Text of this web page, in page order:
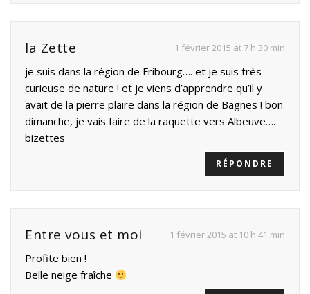
la Zette 1 février 2015 at 7 h 30 min
je suis dans la région de Fribourg…. et je suis très
curieuse de nature ! et je viens d’apprendre qu’il y
avait de la pierre plaire dans la région de Bagnes ! bon
dimanche, je vais faire de la raquette vers Albeuve….
bizettes
RÉPONDRE
Entre vous et moi 1 février 2015 at 10 h 41 min
Profite bien !
Belle neige fraîche